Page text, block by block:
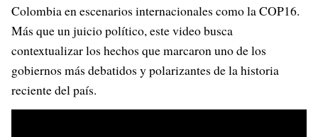
Colombia en escenarios internacionales como la COP16.
Más que un juicio político, este video busca
contextualizar los hechos que marcaron uno de los
gobiernos más debatidos y polarizantes de la historia
reciente del país.